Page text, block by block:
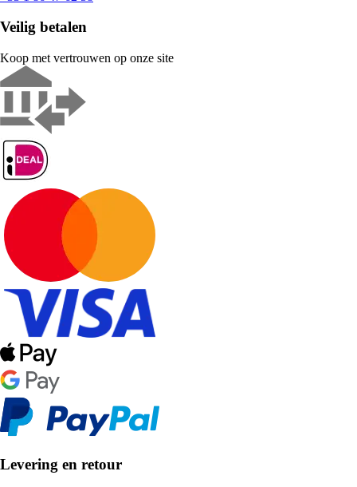
Veilig betalen
Koop met vertrouwen op onze site
Levering en retour